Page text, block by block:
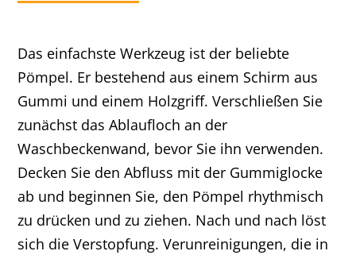
Das einfachste Werkzeug ist der beliebte
Pömpel. Er bestehend aus einem Schirm aus
Gummi und einem Holzgriff. Verschließen Sie
zunächst das Ablaufloch an der
Waschbeckenwand, bevor Sie ihn verwenden.
Decken Sie den Abfluss mit der Gummiglocke
ab und beginnen Sie, den Pömpel rhythmisch
zu drücken und zu ziehen. Nach und nach löst
sich die Verstopfung. Verunreinigungen, die in